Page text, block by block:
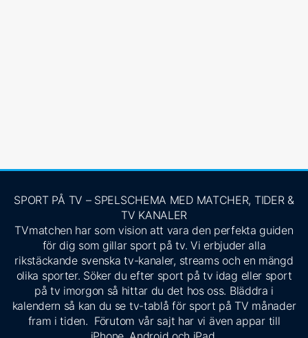
SPORT PÅ TV – SPELSCHEMA MED MATCHER, TIDER &
TV KANALER
TVmatchen har som vision att vara den perfekta guiden
för dig som gillar sport på tv. Vi erbjuder alla
rikstäckande svenska tv-kanaler, streams och en mängd
olika sporter. Söker du efter sport på tv idag eller sport
på tv imorgon så hittar du det hos oss. Bläddra i
kalendern så kan du se tv-tablå för sport på TV månader
fram i tiden. Förutom vår sajt har vi även appar till